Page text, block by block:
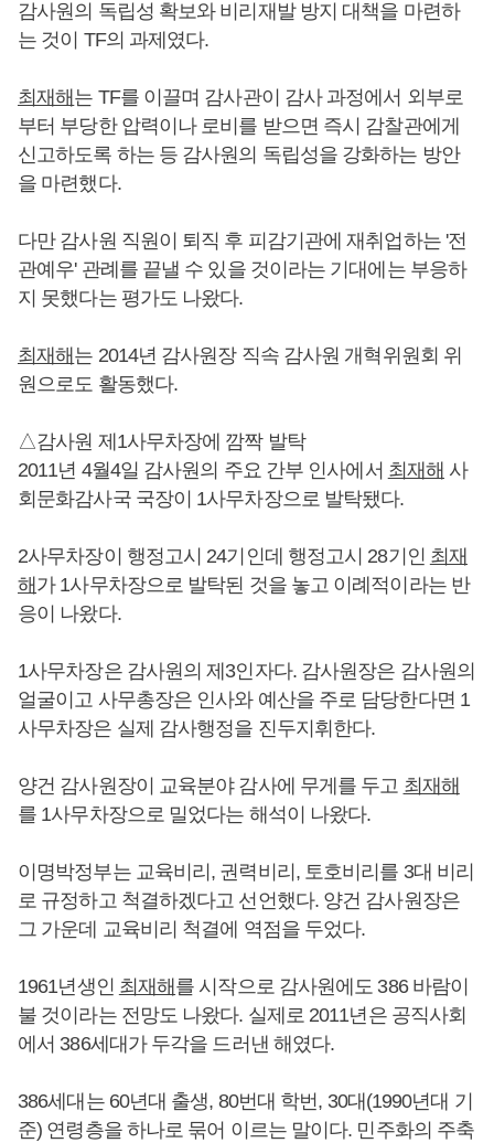
감사원의 독립성 확보와 비리재발 방지 대책을 마련하
는 것이 TF의 과제였다.
최재해 는 TF를 이끌며 감사관이 감사 과정에서 외부로
부터 부당한 압력이나 로비를 받으면 즉시 감찰관에게
신고하도록 하는 등 감사원의 독립성을 강화하는 방안
을 마련했다.
다만 감사원 직원이 퇴직 후 피감기관에 재취업하는 '전
관예우' 관례를 끝낼 수 있을 것이라는 기대에는 부응하
지 못했다는 평가도 나왔다.
최재해 는 2014년 감사원장 직속 감사원 개혁위원회 위
원으로도 활동했다.
△감사원 제1사무차장에 깜짝 발탁
2011년 4월4일 감사원의 주요 간부 인사에서 최재해 사
회문화감사국 국장이 1사무차장으로 발탁됐다.
2사무차장이 행정고시 24기인데 행정고시 28기인 최재
해 가 1사무차장으로 발탁된 것을 놓고 이례적이라는 반
응이 나왔다.
1사무차장은 감사원의 제3인자다. 감사원장은 감사원의
얼굴이고 사무총장은 인사와 예산을 주로 담당한다면 1
사무차장은 실제 감사행정을 진두지휘한다.
양건 감사원장이 교육분야 감사에 무게를 두고 최재해
를 1사무차장으로 밀었다는 해석이 나왔다.
이명박정부는 교육비리, 권력비리, 토호비리를 3대 비리
로 규정하고 척결하겠다고 선언했다. 양건 감사원장은
그 가운데 교육비리 척결에 역점을 두었다.
1961년생인 최재해 를 시작으로 감사원에도 386 바람이
불 것이라는 전망도 나왔다. 실제로 2011년은 공직사회
에서 386세대가 두각을 드러낸 해였다.
386세대는 60년대 출생, 80번대 학번, 30대(1990년대 기
준) 연령층을 하나로 묶어 이르는 말이다. 민주화의 주축